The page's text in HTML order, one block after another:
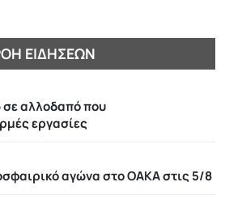
ΕΙΔΉΣΕΩΝ
αλλοδαπό που
εργασίες
αγώνα στο ΟΑΚΑ στις 5/8